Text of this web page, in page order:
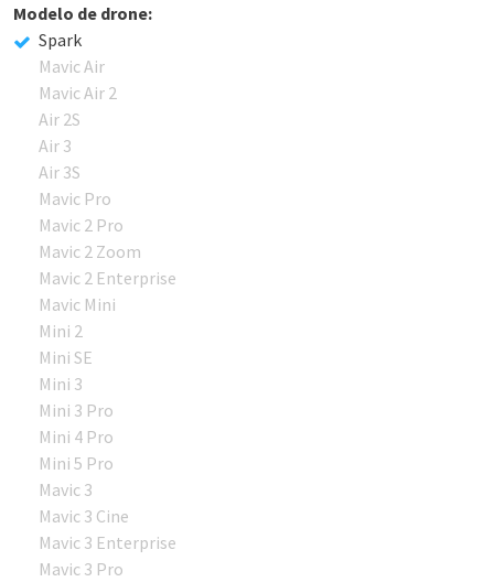
Modelo de drone:
Spark
Mavic Air
Mavic Air 2
Air 2S
Air 3
Air 3S
Mavic Pro
Mavic 2 Pro
Mavic 2 Zoom
Mavic 2 Enterprise
Mavic Mini
Mini 2
Mini SE
Mini 3
Mini 3 Pro
Mini 4 Pro
Mini 5 Pro
Mavic 3
Mavic 3 Cine
Mavic 3 Enterprise
Mavic 3 Pro